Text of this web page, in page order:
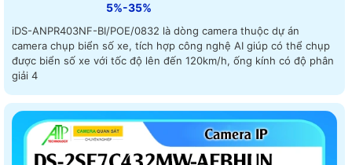
5%-35%
iDS-ANPR403NF-BI/POE/0832 là dòng camera thuộc dự án
camera chụp biển số xe, tích hợp công nghệ AI giúp có thể chụp
được biển số xe với tốc độ lên đến 120km/h, ống kính có độ phân
giải 4